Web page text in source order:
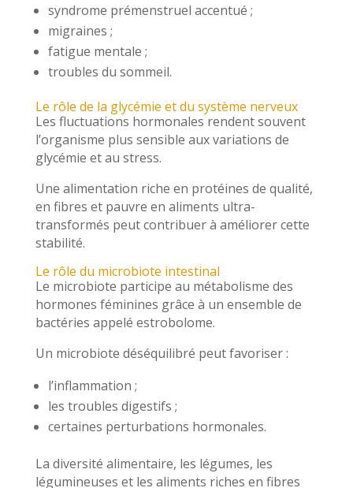
syndrome prémenstruel accentué ;
migraines ;
fatigue mentale ;
troubles du sommeil.
Le rôle de la glycémie et du système nerveux
Les fluctuations hormonales rendent souvent
l’organisme plus sensible aux variations de
glycémie et au stress.
Une alimentation riche en protéines de qualité,
en fibres et pauvre en aliments ultra-
transformés peut contribuer à améliorer cette
stabilité.
Le rôle du microbiote intestinal
Le microbiote participe au métabolisme des
hormones féminines grâce à un ensemble de
bactéries appelé estrobolome.
Un microbiote déséquilibré peut favoriser :
l’inflammation ;
les troubles digestifs ;
certaines perturbations hormonales.
La diversité alimentaire, les légumes, les
légumineuses et les aliments riches en fibres